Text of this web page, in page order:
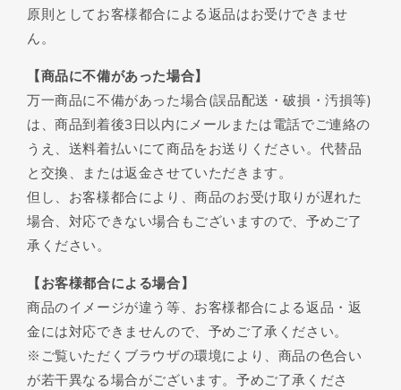
原則としてお客様都合による返品はお受けできませ
ん。
【商品に不備があった場合】
万一商品に不備があった場合(誤品配送・破損・汚損等)
は、商品到着後3日以内にメールまたは電話でご連絡の
うえ、送料着払いにて商品をお送りください。代替品
と交換、または返金させていただきます。
但し、お客様都合により、商品のお受け取りが遅れた
場合、対応できない場合もございますので、予めご了
承ください。
【お客様都合による場合】
商品のイメージが違う等、お客様都合による返品・返
金には対応できませんので、予めご了承ください。
※ご覧いただくブラウザの環境により、商品の色合い
が若干異なる場合がございます。予めご了承くださ